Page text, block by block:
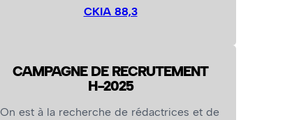
CKIA 88,3
CAMPAGNE DE RECRUTEMENT
H-2025
On est à la recherche de rédactrices et de